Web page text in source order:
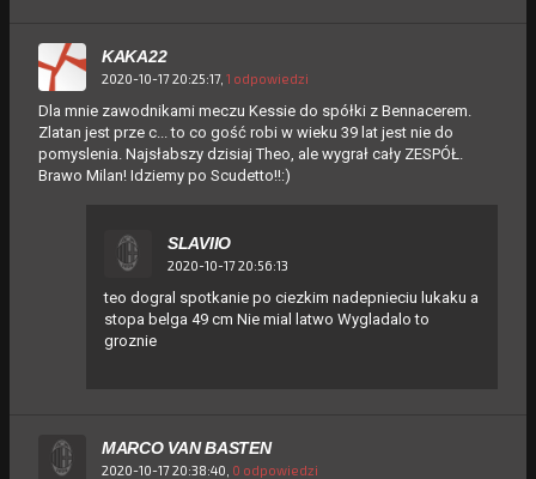
KAKA22
2020-10-17 20:25:17, 1 odpowiedzi
Dla mnie zawodnikami meczu Kessie do spółki z Bennacerem.
Zlatan jest prze c... to co gość robi w wieku 39 lat jest nie do
pomyslenia. Najsłabszy dzisiaj Theo, ale wygrał cały ZESPÓŁ.
Brawo Milan! Idziemy po Scudetto!!:)
SLAVIIO
2020-10-17 20:56:13
teo dogral spotkanie po ciezkim nadepnieciu lukaku a
stopa belga 49 cm Nie mial latwo Wygladalo to
groznie
MARCO VAN BASTEN
2020-10-17 20:38:40, 0 odpowiedzi